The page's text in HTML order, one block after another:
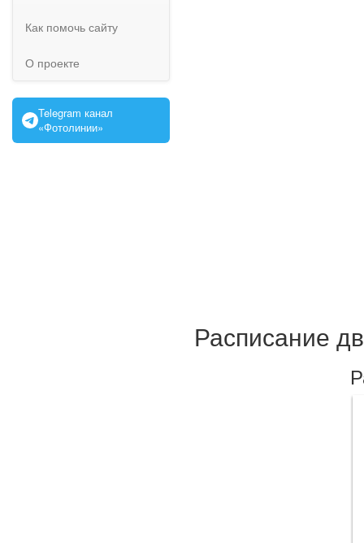
Как помочь сайту
О проекте
Telegram канал
«Фотолинии»
Расписание